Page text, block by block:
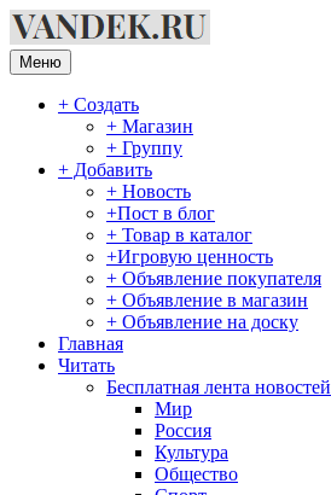
Перейти
к
содержимому
Меню
+ Создать
+ Магазин
+ Группу
+ Добавить
+ Новость
+Пост в блог
+ Товар в каталог
+Игровую ценность
+ Объявление покупателя
+ Объявление в магазин
+ Объявление на доску
Главная
Читать
Бесплатная лента новостей
Мир
Россия
Культура
Общество